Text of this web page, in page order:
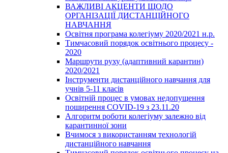
ВАЖЛИВІ АКЦЕНТИ ЩОДО
ОРГАНІЗАЦІЇ ДИСТАНЦІЙНОГО
НАВЧАННЯ
Освітня програма колегіуму 2020/2021 н.р.
Тимчасовий порядок освітнього процесу -
2020
Маршрути руху (адаптивний карантин)
2020/2021
Інструменти дистанційного навчання для
учнів 5-11 класів
Освітній процес в умовах недопущення
поширення COVID-19 з 23.11.20
Алгоритм роботи колегіуму залежно від
карантинної зони
Вчимося з використанням технологій
дистанційного навчання